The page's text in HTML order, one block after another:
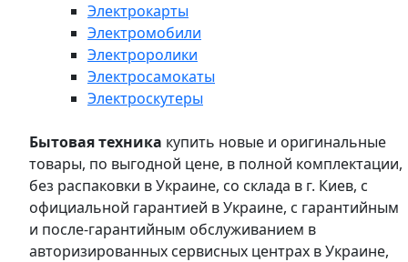
Электрокарты
Электромобили
Электроролики
Электросамокаты
Электроскутеры
Бытовая техника купить новые и оригинальные
товары, по выгодной цене, в полной комплектации,
без распаковки в Украине, со склада в г. Киев, с
официальной гарантией в Украине, с гарантийным
и после-гарантийным обслуживанием в
авторизированных сервисных центрах в Украине,